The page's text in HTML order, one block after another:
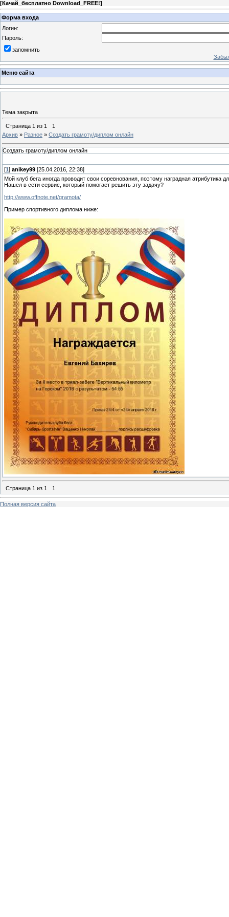
[Качай_бесплатно Download_FREE!]
Форма входа
Логин:
Пароль:
запомнить
Меню сайта
Тема закрыта
Страница 1 из 1
1
Архив » Разное » Создать грамоту/диплом онлайн
Создать грамоту/диплом онлайн
[1 ] anikey99 [25.04.2016, 22:38]
Мой клуб бега иногда проводит свои соревнования, поэтому наградная атрибутика
Нашел в сети сервис, который помогает решить эту задачу?
http://www.offnote.net/gramota/
Пример спортивного диплома ниже:
Страница 1 из 1 1
Полная версия сайта